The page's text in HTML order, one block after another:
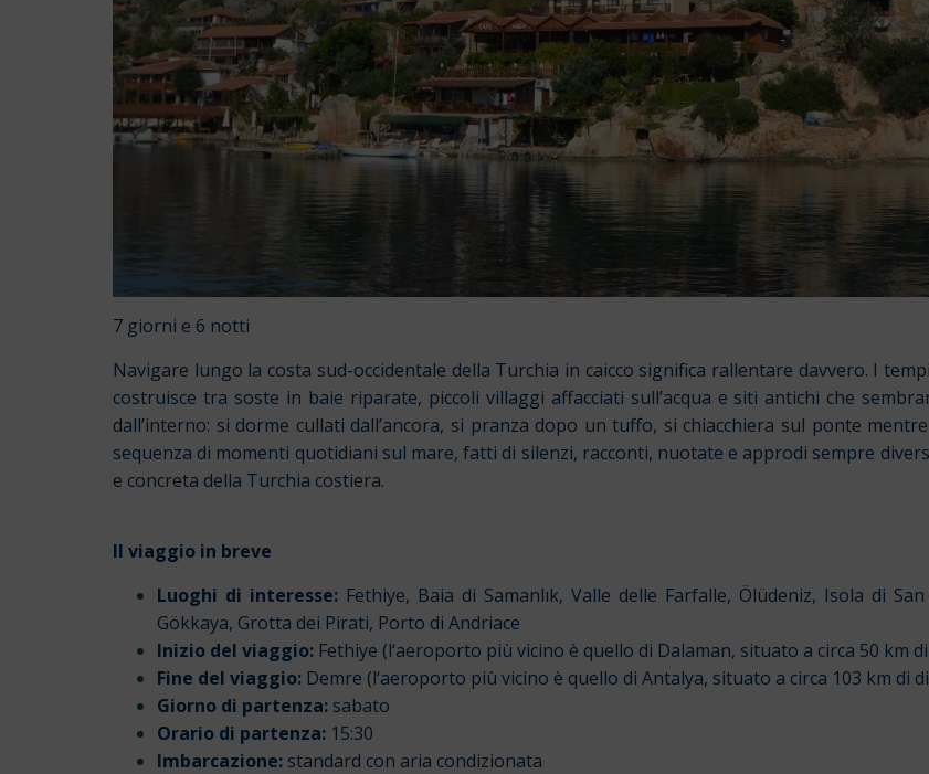
7 giorni e 6 notti
Navigare lungo la costa sud-occidentale della Turchia in caicco significa rallentare davvero. I
costruisce tra soste in baie riparate, piccoli villaggi affacciati sull’acqua e siti antichi che
dall’interno: si dorme cullati dall’ancora, si pranza dopo un tuffo, si chiacchiera sul ponte
sequenza di momenti quotidiani sul mare, fatti di silenzi, racconti, nuotate e approdi sempre
e concreta della Turchia costiera.
Il viaggio in breve
Luoghi di interesse: Fethiye, Baia di Samanlık, Valle delle Farfalle, Ölüdeniz, Isola di
Gökkaya, Grotta dei Pirati, Porto di Andriace
Inizio del viaggio: Fethiye (l‘aeroporto più vicino è quello di Dalaman, situato a circa 50 km
Fine del viaggio: Demre (l‘aeroporto più vicino è quello di Antalya, situato a circa 103 km di
Giorno di partenza: sabato
Orario di partenza: 15:30
Imbarcazione: standard con aria condizionata